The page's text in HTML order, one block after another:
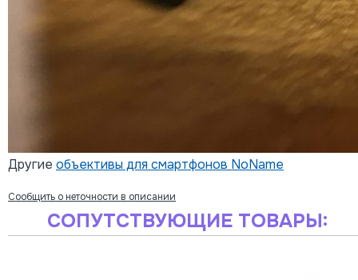
Другие объективы для смартфонов NoName
Сообщить о неточности в описании
СОПУТСТВУЮЩИЕ ТОВАРЫ: